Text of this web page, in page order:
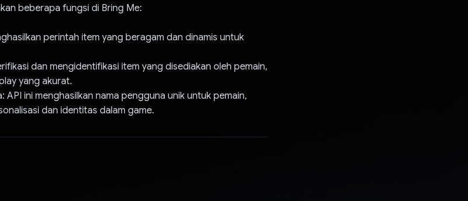
beberapa fungsi di Bring Me:
perintah item yang beragam dan dinamis untuk
dan mengidentifikasi item yang disediakan oleh pemain,
yang akurat.
API ini menghasilkan nama pengguna unik untuk pemain,
dan identitas dalam game.